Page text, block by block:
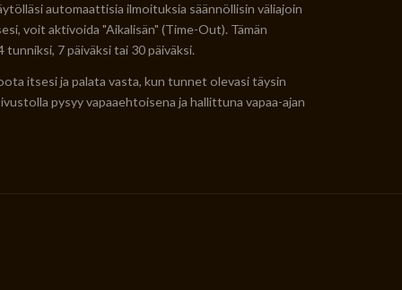
automaattisia ilmoituksia säännöllisin väliajoin
voit aktivoida "Aikalisän" (Time-Out). Tämän
7 päiväksi tai 30 päiväksi.
itsesi ja palata vasta, kun tunnet olevasi täysin
pysyy vapaaehtoisena ja hallittuna vapaa-ajan